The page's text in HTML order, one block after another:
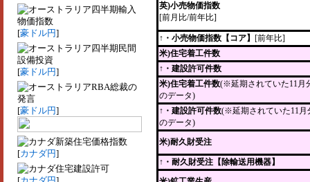
四半期輸入
物価指数
[豪ドル円]
四半期民間
設備投資
[豪ドル円]
RBA総裁の
発言
[豪ドル円]
新築住宅価格指数
[カナダ円]
住宅建設許可
英)小売物価指数
[前月比/前年比]
↑・小売物価指数【コア】 [前年比]
米)住宅着工件数
↑・建設許可件数
米)住宅着工件数(※延期されていた11月
のデータ)
↑・建設許可件数(※延期されていた11月
のデータ)
米)耐久財受注
↑ ・耐久財受注【除輸送用機器】